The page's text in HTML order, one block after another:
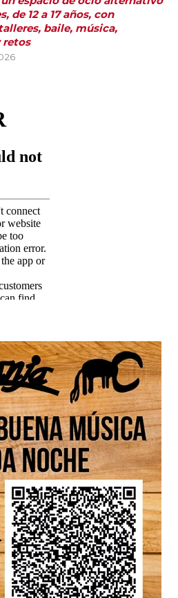
de 12 a 17 años, con
baile, música,
retos